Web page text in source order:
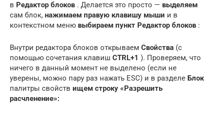
в Редактор блоков . Делается это просто — выделяем
сам блок, нажимаем правую клавишу мыши и в
контекстном меню выбираем пункт Редактор блоков :
Внутри редактора блоков открываем Свойства (с
помощью сочетания клавиш CTRL+1 ). Проверяем, что
ничего в данный момент не выделено (если не
уверены, можно пару раз нажать ESC) и в разделе Блок
палитры свойств ищем строку «Разрешить
расчленение»: